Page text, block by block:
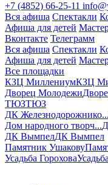
+7 (4852) 66-25-11
Вся афиша Спектакли
Афиша для детей
Вконтакте Телеграмм
Вся афиша Спектакли
Афиша для детей
Все площадки
КЗЦ МиллениумКЗЦ
Дворец Молодежи
ТЮЗТЮЗ
ДК Железнодорожнико...
Дом народного творч...
ДК ВымпелДК Вымпел
Памятник Ушакову
Усадьба Горохова